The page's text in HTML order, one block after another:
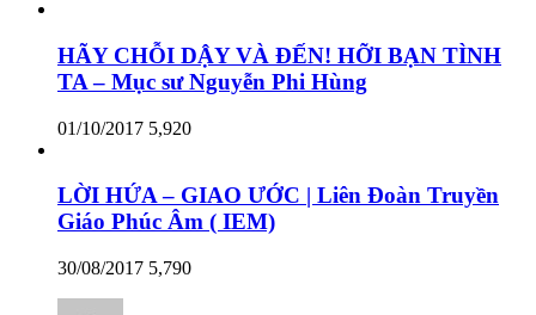
HÃY CHỖI DẬY VÀ ĐẾN! HỠI BẠN TÌNH
TA – Mục sư Nguyễn Phi Hùng
01/10/2017 5,920
LỜI HỨA – GIAO ƯỚC | Liên Đoàn Truyền
Giáo Phúc Âm ( IEM)
30/08/2017 5,790